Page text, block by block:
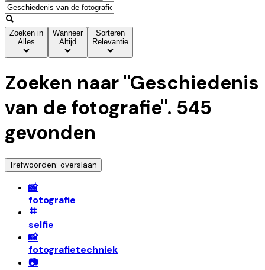
Zoeken in
Alles
Wanneer
Altijd
Sorteren
Relevantie
Zoeken naar "Geschiedenis
van de fotografie". 545
gevonden
Trefwoorden: overslaan
📸
fotografie
selfie
📸
fotografietechniek
📷